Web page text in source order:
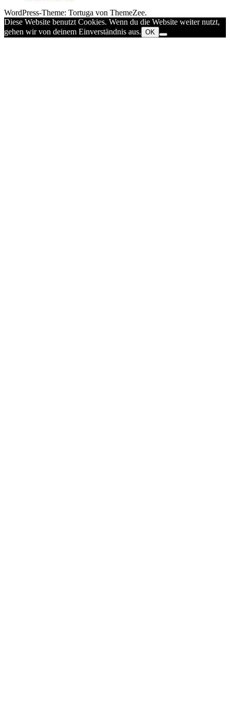
WordPress-Theme: Tortuga von ThemeZee.
Diese Website benutzt Cookies. Wenn du die Website weiter nutzt,
gehen wir von deinem Einverständnis aus. OK